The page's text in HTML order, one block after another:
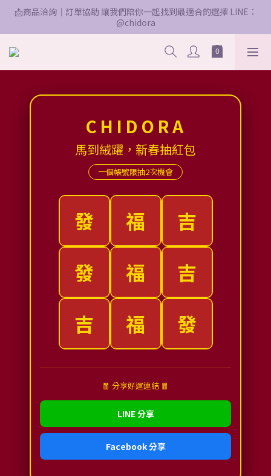
📩商品洽詢｜訂單協助 讓我們陪你一起找到最適合的選擇 LINE：
@chidora
CHIDORA
馬到絨躍，新春抽紅包
一個帳號限抽2次機會
新年快樂
發 新年快樂
福 $168
吉
$66
發 新年快樂
福 $66
吉
$66
吉 新年快樂
福 $66
發
🧧 分享好運連結 🧧
LINE 分享
Facebook 分享